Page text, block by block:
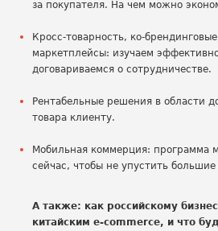
за покупателя. На чем можно
Кросс-товарность, ко-
маркетплейсы: изучаем
договариваемся о сотрудничестве.
Рентабельные решения в области
товара клиенту.
Мобильная коммерция: программа
сейчас, чтобы не упустить
А также: как российскому
китайским e-commerce, и что